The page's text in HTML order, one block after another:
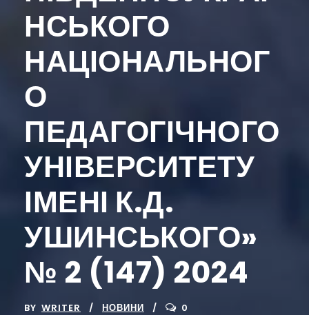
НСЬКОГО
НАЦІОНАЛЬНОГ
О
ПЕДАГОГІЧНОГО
УНІВЕРСИТЕТУ
ІМЕНІ К.Д.
УШИНСЬКОГО»
№ 2 (147) 2024
BY WRITER НОВИНИ 0